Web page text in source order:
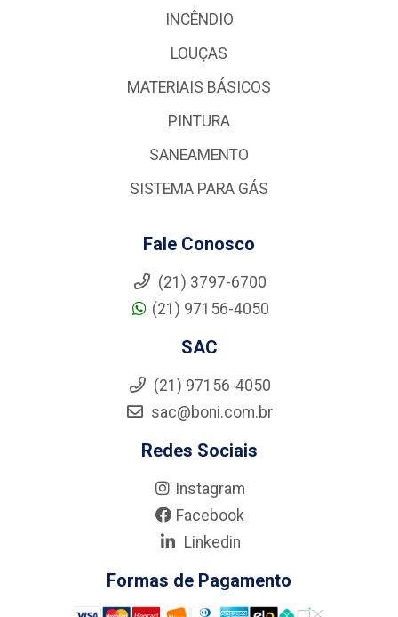
INCÊNDIO
LOUÇAS
MATERIAIS BÁSICOS
PINTURA
SANEAMENTO
SISTEMA PARA GÁS
Fale Conosco
(21) 3797-6700
(21) 97156-4050
SAC
(21) 97156-4050
sac@boni.com.br
Redes Sociais
Instagram
Facebook
Linkedin
Formas de Pagamento